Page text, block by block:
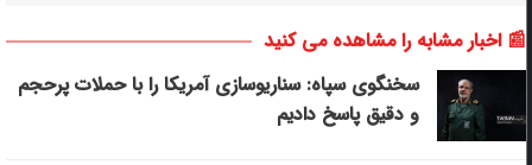
📰 اخبار مشابه را مشاهده می کنید
سخنگوی سپاه: سناریوسازی آمریکا را با حملات پرحجم‌‌
و دقیق‌ پاسخ دادیم